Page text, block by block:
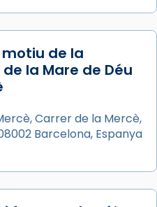
i
màrtirs.
de sant Cugat, a
la tradició
a Júlia”) i
Semprònia =
de la
la Mare de Déu
Carrer de la Mercè,
Barcelona, Espanya